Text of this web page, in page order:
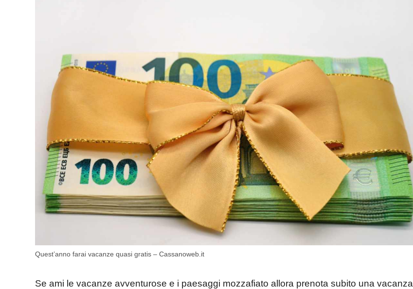
Quest’anno farai vacanze quasi gratis – Cassanoweb.it
Se ami le vacanze avventurose e i paesaggi mozzafiato allora prenota subito una vacanza